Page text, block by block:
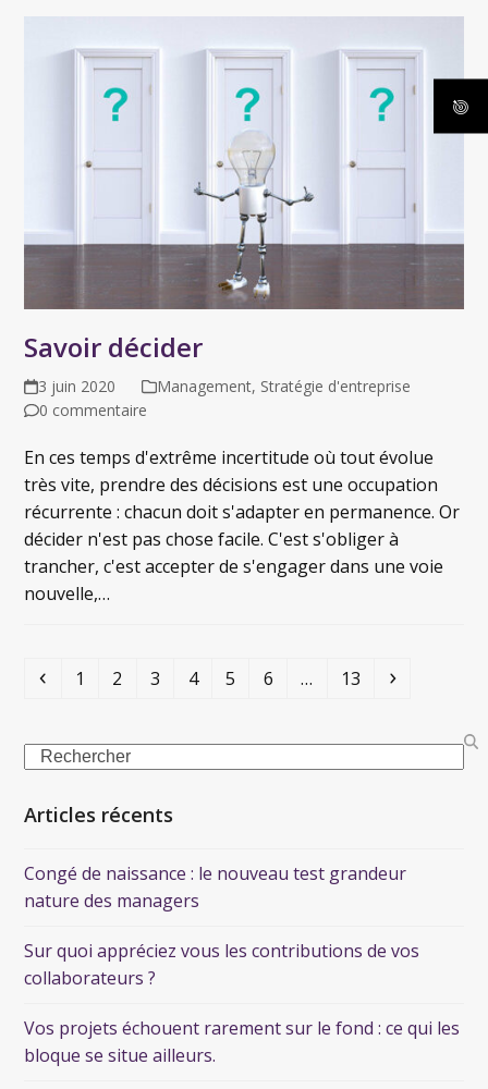
Savoir décider
3 juin 2020 Management, Stratégie d'entreprise
0 commentaire
En ces temps d'extrême incertitude où tout évolue
très vite, prendre des décisions est une occupation
récurrente : chacun doit s'adapter en permanence. Or
décider n'est pas chose facile. C'est s'obliger à
trancher, c'est accepter de s'engager dans une voie
nouvelle,…
1 2 3 4 5 6 … 13
Articles récents
Congé de naissance : le nouveau test grandeur
nature des managers
Sur quoi appréciez vous les contributions de vos
collaborateurs ?
Vos projets échouent rarement sur le fond : ce qui les
bloque se situe ailleurs.